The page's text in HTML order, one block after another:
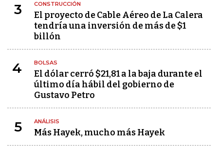
3 CONSTRUCCIÓN
El proyecto de Cable Aéreo de La Calera
tendría una inversión de más de $1
billón
4 BOLSAS
El dólar cerró $21,81 a la baja durante el
último día hábil del gobierno de
Gustavo Petro
5 ANÁLISIS
Más Hayek, mucho más Hayek